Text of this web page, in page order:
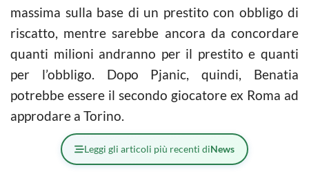
massima sulla base di un prestito con obbligo di
riscatto, mentre sarebbe ancora da concordare
quanti milioni andranno per il prestito e quanti
per l’obbligo. Dopo Pjanic, quindi, Benatia
potrebbe essere il secondo giocatore ex Roma ad
approdare a Torino.
Leggi gli articoli più recenti diNews